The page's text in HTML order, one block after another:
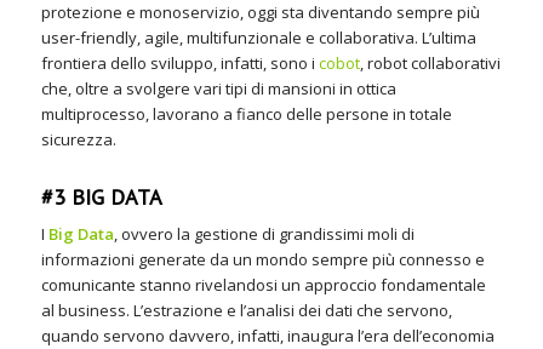
protezione e monoservizio, oggi sta diventando sempre più
user-friendly, agile, multifunzionale e collaborativa. L’ultima
frontiera dello sviluppo, infatti, sono i cobot, robot collaborativi
che, oltre a svolgere vari tipi di mansioni in ottica
multiprocesso, lavorano a fianco delle persone in totale
sicurezza.
#3 BIG DATA
I Big Data, ovvero la gestione di grandissimi moli di
informazioni generate da un mondo sempre più connesso e
comunicante stanno rivelandosi un approccio fondamentale
al business. L’estrazione e l’analisi dei dati che servono,
quando servono davvero, infatti, inaugura l’era dell’economia